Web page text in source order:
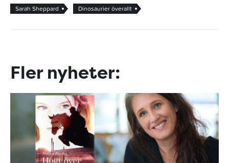
Sarah Sheppard Dinosaurier överallt
Fler nyheter: